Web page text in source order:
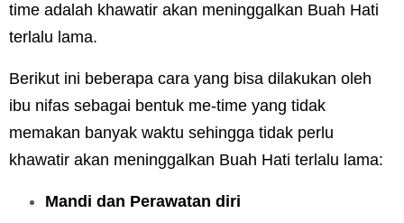
time adalah khawatir akan meninggalkan Buah Hati
terlalu lama.
Berikut ini beberapa cara yang bisa dilakukan oleh
ibu nifas sebagai bentuk me-time yang tidak
memakan banyak waktu sehingga tidak perlu
khawatir akan meninggalkan Buah Hati terlalu lama:
Mandi dan Perawatan diri